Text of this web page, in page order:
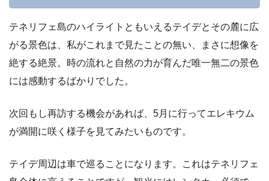
テネリフェ島のハイライトともいえるテイデとその麓に広
がる景色は、私がこれまで見たことの無い、まさに想像を
絶する絶景。時の流れと自然の力が育んだ唯一無二の景色
には感動するばかりでした。
次回もし再訪する機会があれば、5月に行ってエレキウム
が満開に咲く様子を見てみたいものです。
テイデ周辺は車で巡ることになります。これはテネリフェ